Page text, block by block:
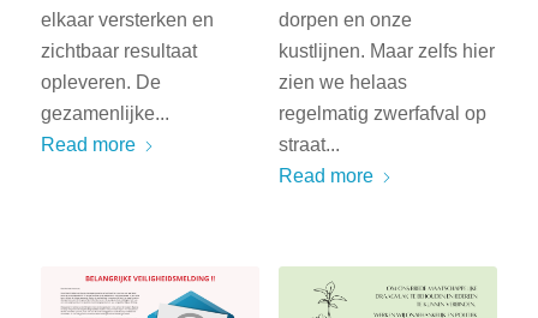
elkaar versterken en
zichtbaar resultaat
opleveren. De
gezamenlijke...
Read more
dorpen en onze
kustlijnen. Maar zelfs hier
zien we helaas
regelmatig zwerfafval op
straat...
Read more